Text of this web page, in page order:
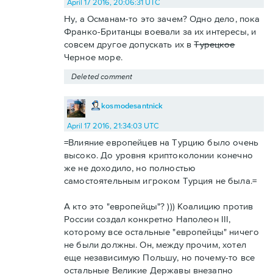
April 17 2016, 20:06:31 UTC
Ну, а Османам-то это зачем? Одно дело, пока
Франко-Британцы воевали за их интересы, и
совсем другое допускать их вТурецкое
Черное море.
Deleted comment
kosmodesantnick
April 17 2016, 21:34:03 UTC
=Влияние европейцев на Турцию было очень
высоко. До уровня криптоколонии конечно
же не доходило, но полностью
самостоятельным игроком Турция не была.=
А кто это "европейцы"? ))) Коалицию против
России создал конкретно Наполеон III,
которому все остальные "европейцы" ничего
не были должны. Он, между прочим, хотел
еще независимую Польшу, но почему-то все
остальные Великие Державы внезапно